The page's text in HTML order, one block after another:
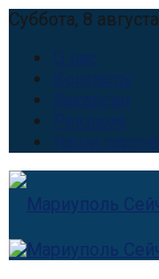
Суббота, 8
О нас
Контакты
Вакансии
Реклама
Наши